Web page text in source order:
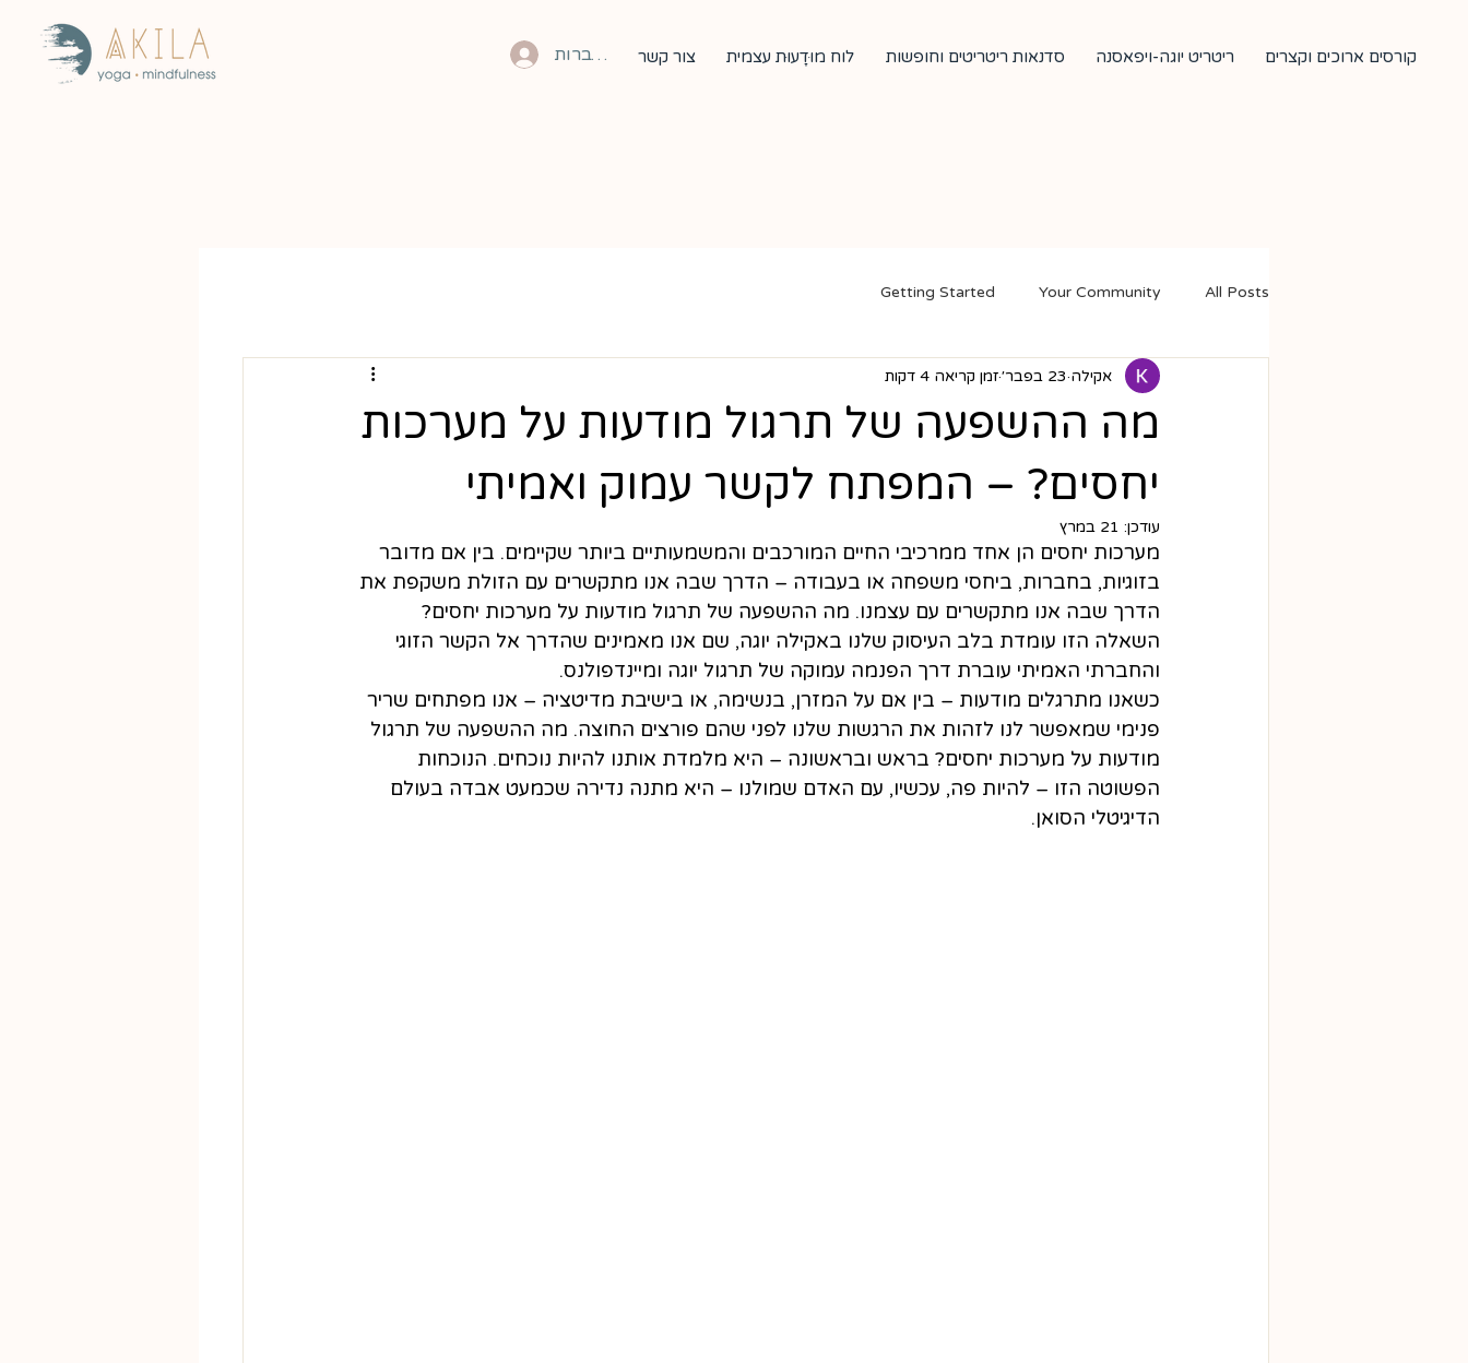
להתחברות קורסים ארוכים וקצרים ריטריט יוגה-ויפאסנה סדנאות ריטריטים וחופשות לוח מוּדָעוּת עצמית צור קשר
All Posts
Your Community
Getting Started
מה ההשפעה של תרגול מודעות על מערכות
יחסים? – המפתח לקשר עמוק ואמיתי
אקילה 23 בפבר׳ זמן קריאה 4 דקות
עודכן: 21 במרץ
מערכות יחסים הן אחד ממרכיבי החיים המורכבים והמשמעותיים ביותר שקיימים. בין אם מדובר
בזוגיות, בחברות, ביחסי משפחה או בעבודה – הדרך שבה אנו מתקשרים עם הזולת משקפת את
הדרך שבה אנו מתקשרים עם עצמנו. מה ההשפעה של תרגול מודעות על מערכות יחסים?
השאלה הזו עומדת בלב העיסוק שלנו באקילה יוגה, שם אנו מאמינים שהדרך אל הקשר הזוגי
והחברתי האמיתי עוברת דרך הפנמה עמוקה של תרגול יוגה ומיינדפולנס.
כשאנו מתרגלים מודעות – בין אם על המזרן, בנשימה, או בישיבת מדיטציה – אנו מפתחים שריר
פנימי שמאפשר לנו לזהות את הרגשות שלנו לפני שהם פורצים החוצה. מה ההשפעה של תרגול
מודעות על מערכות יחסים? בראש ובראשונה – היא מלמדת אותנו להיות נוכחים. הנוכחות
הפשוטה הזו – להיות פה, עכשיו, עם האדם שמולנו – היא מתנה נדירה שכמעט אבדה בעולם
הדיגיטלי הסואן.